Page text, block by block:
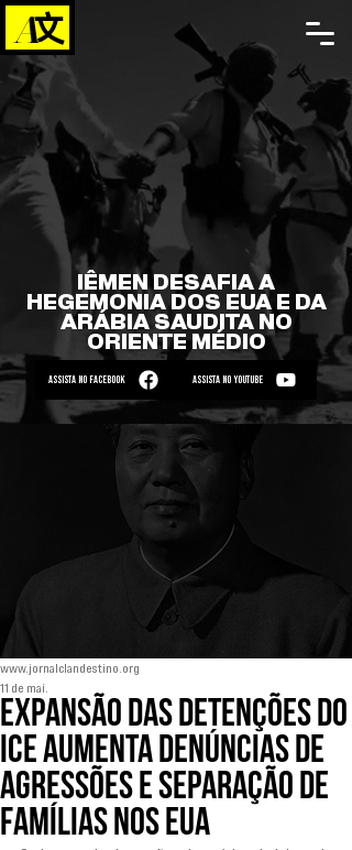
IÊMEN DESAFIA A
HEGEMONIA DOS EUA E DA
ARÁBIA SAUDITA NO
ORIENTE MÉDIO
ASSISTA NO FACEBOOK ASSISTA NO YOUTUBE
Expansão das detenções do
ICE aumenta denúncias de
agressões e separação de
famílias nos EUA
www.jornalclandestino.org
11 de mai.